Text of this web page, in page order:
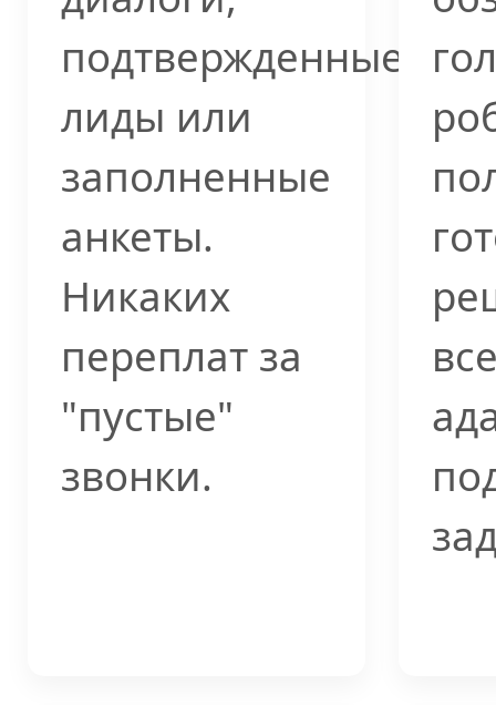
подтвержденные
лиды или
заполненные
анкеты.
Никаких
переплат за
"пустые"
звонки.